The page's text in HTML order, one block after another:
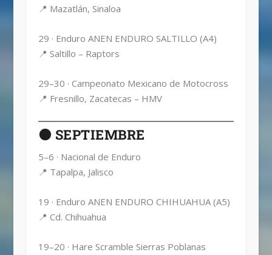
📍 Mazatlán, Sinaloa
29 · Enduro ANEN ENDURO SALTILLO (A4)
📍 Saltillo – Raptors
29–30 · Campeonato Mexicano de Motocross
📍 Fresnillo, Zacatecas – HMV
🟠 SEPTIEMBRE
5–6 · Nacional de Enduro
📍 Tapalpa, Jalisco
19 · Enduro ANEN ENDURO CHIHUAHUA (A5)
📍 Cd. Chihuahua
19–20 · Hare Scramble Sierras Poblanas